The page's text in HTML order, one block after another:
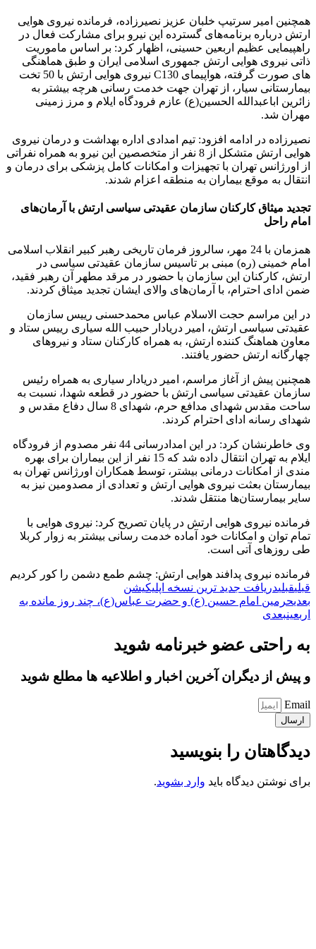
همچنین امیر سرتیپ خلبان عزیز نصیرزاده، فرمانده نیروی هوایی
ارتش درباره برنامه‌های گسترده این نیرو برای مشارکت فعال در
راهپیمایی عظیم اربعین حسینی، اظهار کرد: بر اساس ماموریت
ذاتی نیروی هوایی ارتش جمهوری اسلامی ایران و طبق هماهنگی
های صورت گرفته، هواپیمای C130 نیروی هوایی ارتش با 50 تخت
بیمارستانی سیار، از تهران جهت خدمت رسانی هرچه بیشتر به
زائرین اباعبدالله الحسین(ع) عازم فرودگاه ایلام و مرز زمینی
مهران شد.
نصیرزاده در ادامه افزود: تیم امدادی اداره بهداشت و درمان نیروی
هوایی ارتش متشکل از 8 نفر از متخصصین این نیرو به همراه نفراتی
از اورژانس تهران با تجهیزات و امکانات کامل پزشکی برای درمان و
انتقال به موقع بیماران به منطقه اعزام شدند.
تجدید میثاق کارکنان سازمان عقیدتی سیاسی ارتش با آرمان‌های
امام راحل
همزمان با 24 مهر، سالروز فرمان تاریخی رهبر کبیر انقلاب اسلامی
امام خمینی (ره) مبنی بر تاسیس سازمان عقیدتی سیاسی در
ارتش، کارکنان این سازمان با حضور در مرقد مطهر آن رهبر فقید،
ضمن ادای احترام، با آرمان‌های والای ایشان تجدید میثاق کردند.
در این مراسم حجت الاسلام عباس محمدحسنی رییس سازمان
عقیدتی سیاسی ارتش، امیر دریادار حبیب الله سیاری رییس ستاد و
معاون هماهنگ کننده ارتش، به همراه کارکنان ستاد و نیروهای
چهارگانه ارتش حضور یافتند.
همچنین پیش از آغاز مراسم، امیر دریادار سیاری به همراه رئیس
سازمان عقیدتی سیاسی ارتش با حضور در قطعه شهدا، نسبت به
ساحت مقدس شهدای مدافع حرم، شهدای 8 سال دفاع مقدس و
شهدای رسانه ادای احترام کردند.
وی خاطرنشان کرد: در این امدادرسانی 44 نفر مصدوم از فرودگاه
ایلام به تهران انتقال داده شد که 15 نفر از این بیماران برای بهره
مندی از امکانات درمانی بیشتر، توسط همکاران اورژانس تهران به
بیمارستان بعثت نیروی هوایی ارتش و تعدادی از مصدومین نیز به
سایر بیمارستان‌ها منتقل شدند.
فرمانده نیروی هوایی ارتش در پایان تصریح کرد: نیروی هوایی با
تمام توان و امکانات خود آماده خدمت رسانی بیشتر به زوار کربلا
طی روزهای آتی است.
فرمانده نیروی پدافند هوایی ارتش: چشم طمع دشمن را کور کردیم
قبلیقبلیدریافت جدید ترین نسخه اپلیکیشن
بعدیحرمین امام حسین (ع) و حضرت عباس(ع)، چند روز مانده به
اربعینبعدی
به راحتی عضو خبرنامه شوید
و پیش از دیگران آخرین اخبار و اطلاعیه ها مطلع شوید
Email
ارسال
دیدگاهتان را بنویسید
برای نوشتن دیدگاه باید وارد بشوید.